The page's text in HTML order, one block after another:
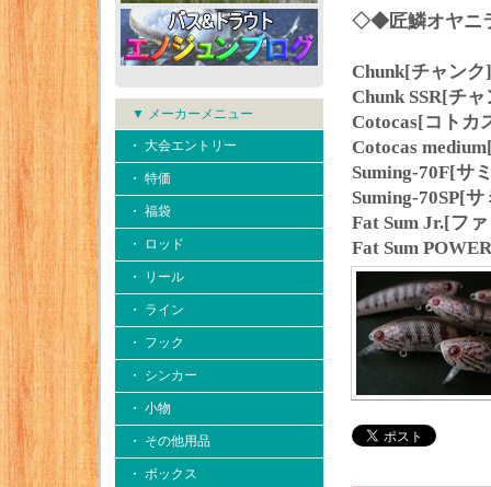
▼ メーカーメニュー
・ 大会エントリー
・ 特価
・ 福袋
・ ロッド
・ リール
・ ライン
・ フック
・ シンカー
・ 小物
・ その他用品
・ ボックス
◇◆匠鱗オヤ
Chunk[チャンク]
Chunk SSR[チャ
Cotocas[コトカ
Cotocas
Suming-70F[サ
Suming-70SP[
Fat Sum Jr.[フ
Fat Sum